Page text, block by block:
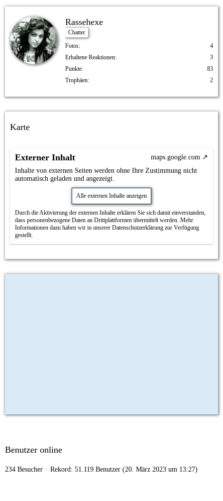
Rassehexe
Chatter
Fotos
4
Erhaltene Reaktionen
3
Punkte
83
Trophäen
2
Karte
Externer Inhalt
maps.google.com
Inhalte von externen Seiten werden ohne Ihre Zustimmung nicht
automatisch geladen und angezeigt.
Alle externen Inhalte anzeigen
Durch die Aktivierung der externen Inhalte erklären Sie sich damit einverstanden,
dass personenbezogene Daten an Drittplattformen übermittelt werden. Mehr
Informationen dazu haben wir in unserer Datenschutzerklärung zur Verfügung
gestellt.
Benutzer online
234 Besucher Rekord: 51.119 Benutzer (20. März 2023 um 13:27)